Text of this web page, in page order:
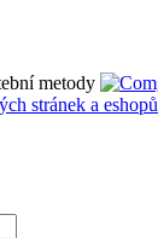
stránek a eshopů